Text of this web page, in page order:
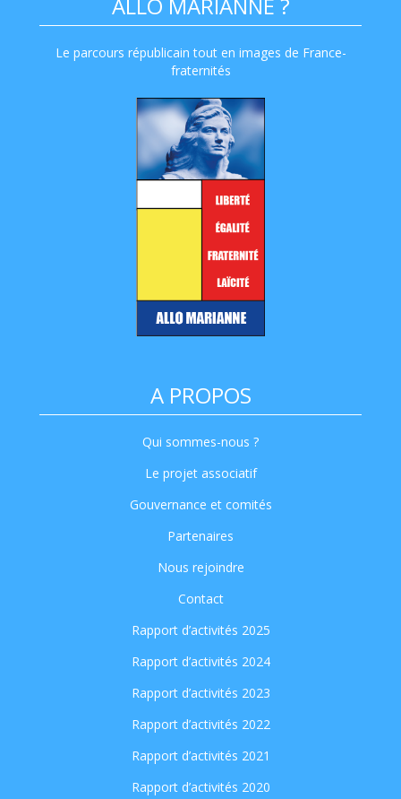
Le parcours républicain tout en images de France-
fraternités
A PROPOS
Qui sommes-nous ?
Le projet associatif
Gouvernance et comités
Partenaires
Nous rejoindre
Contact
Rapport d’activités 2025
Rapport d’activités 2024
Rapport d’activités 2023
Rapport d’activités 2022
Rapport d’activités 2021
Rapport d’activités 2020